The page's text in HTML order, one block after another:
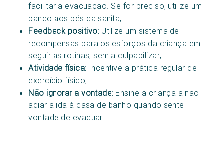
facilitar a evacuação. Se for preciso, utilize um
banco aos pés da sanita;
Feedback positivo: Utilize um sistema de
recompensas para os esforços da criança em
seguir as rotinas, sem a culpabilizar;
Atividade física: Incentive a prática regular de
exercício físico;
Não ignorar a vontade: Ensine a criança a não
adiar a ida à casa de banho quando sente
vontade de evacuar.